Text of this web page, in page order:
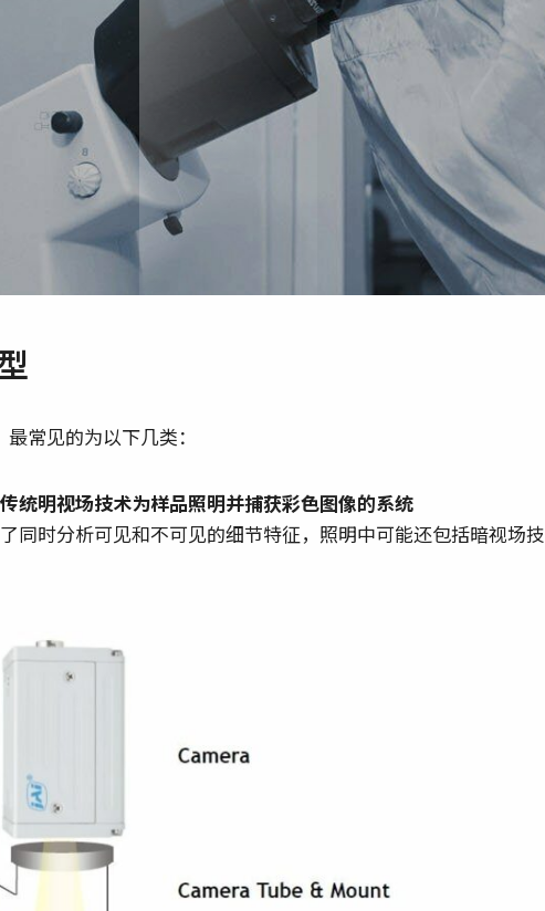
常见的为以下几类：
统明视场技术为样品照明并捕获彩色图像的系统
同时分析可见和不可见的细节特征，照明中可能还包括暗视场技